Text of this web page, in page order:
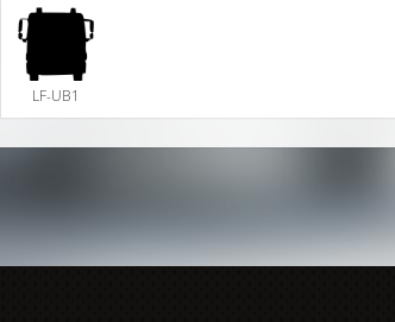
LF-UB1